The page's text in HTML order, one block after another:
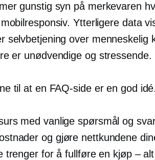
gunstig syn på merkevaren
mobilresponsiv. Ytterligere data
selvbetjening over menneskelig
er unødvendige og stressende.
til at en FAQ-side er en god idé.
med vanlige spørsmål og
og gjøre nettkundene
trenger for å fullføre en kjøp – alt